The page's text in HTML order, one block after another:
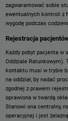
zagwarantować sobie
ewentualnych kontroli z
wygodę podczas
Rejestracja
Każdy pobyt pacjenta w
Oddziale Ratunkowym).
kontaktu musi w trybie
na oddział, by nadać
zgodnej z prawem
oprawiona w twardą
Stanowi ona centralny,
operacyjnej i jest